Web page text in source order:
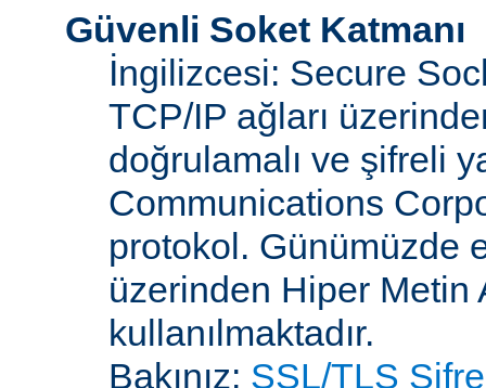
Güvenli Soket Katmanı
İngilizcesi: Secure
TCP/IP ağları
doğrulamalı ve şifreli
Communications
protokol. Günümüzde
üzerinden Hiper Metin
kullanılmaktadır.
Bakınız: SSL/TLS